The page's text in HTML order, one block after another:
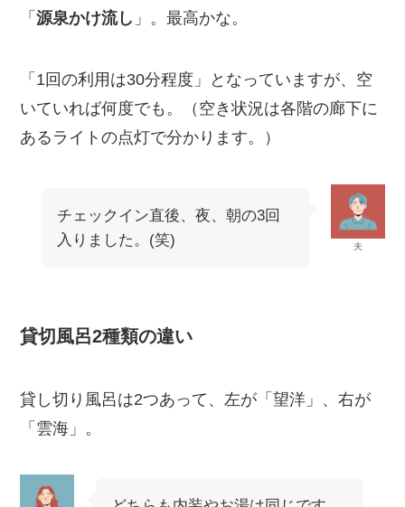
「源泉かけ流し 」。最高かな。
「1回の利用は30分程度」となっていますが、空
いていれば何度でも。（空き状況は各階の廊下に
あるライトの点灯で分かります。）
夫
チェックイン直後、夜、朝の3回
入りました。(笑)
貸切風呂2種類の違い
貸し切り風呂は2つあって、左が「望洋」、右が
「雲海」。